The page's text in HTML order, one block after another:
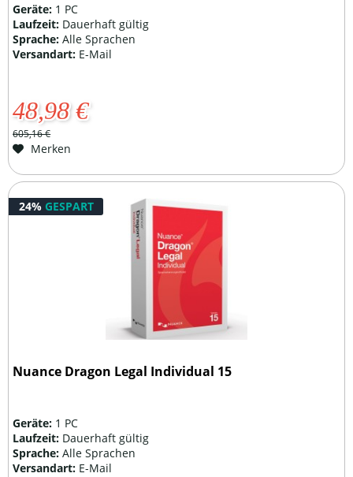
Geräte: 1 PC
Laufzeit: Dauerhaft gültig
Sprache:Alle Sprachen
Versandart: E-Mail
48,98 €
605,16 €
Merken
24% GESPART
Nuance Dragon Legal Individual 15
Geräte: 1 PC
Laufzeit: Dauerhaft gültig
Sprache:Alle Sprachen
Versandart: E-Mail